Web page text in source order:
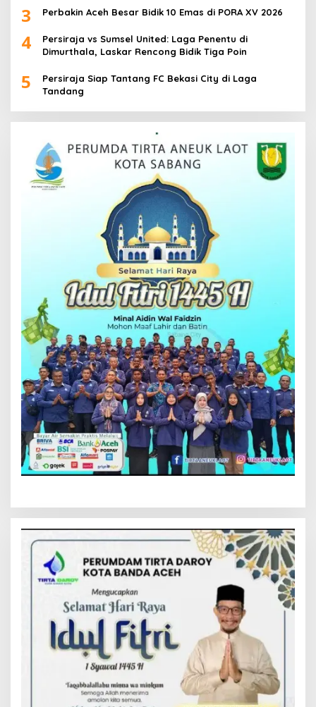
3 Perbakin Aceh Besar Bidik 10 Emas di PORA XV 2026
4
Persiraja vs Sumsel United: Laga Penentu di
Dimurthala, Laskar Rencong Bidik Tiga Poin
5
Persiraja Siap Tantang FC Bekasi City di Laga
Tandang